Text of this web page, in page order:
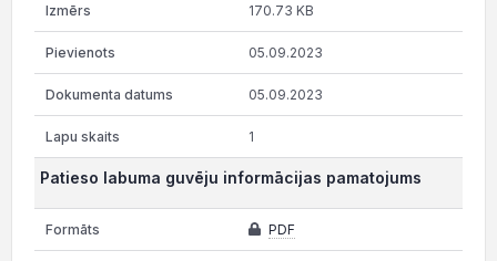
170.73 KB
05.09.2023
05.09.2023
1
Patieso labuma guvēju informācijas pamatojums
PDF